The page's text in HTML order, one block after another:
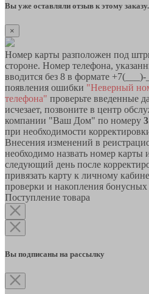
Вы уже оставляли отзыв к этому заказу.
×
Номер карты разположен под
стороне. Номер телефона,
вводится без 8 в формате
появления ошибки "Неверный
телефона" проверьте введенные
исчезает, позвоните в центр
компании "Ваш Дом" по номеру
при необходимости
Внесения изменений в
необходимо назвать номер
следующий день после
привязать карту к личному
проверки и накопления бонусных
Поступление товара
Вы подписаны на рассылку